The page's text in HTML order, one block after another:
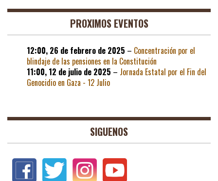
PROXIMOS EVENTOS
12:00, 26 de febrero de 2025 – Concentración por el
blindaje de las pensiones en la Constitución
11:00, 12 de julio de 2025 – Jornada Estatal por el Fin del
Genocidio en Gaza - 12 Julio
SIGUENOS